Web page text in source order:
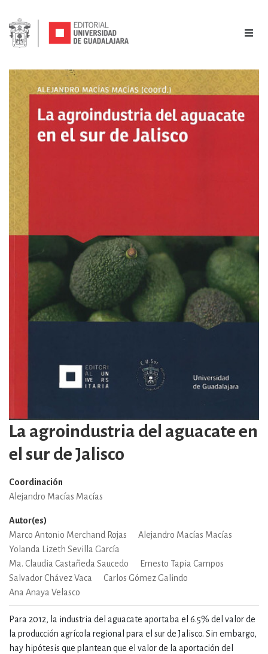
La agroindustria del aguacate en
el sur de Jalisco
Coordinación
Alejandro Macías Macías
Autor(es)
Marco Antonio Merchand Rojas
Alejandro Macías Macías
Yolanda Lizeth Sevilla García
Ma. Claudia Castañeda Saucedo
Ernesto Tapia Campos
Salvador Chávez Vaca
Carlos Gómez Galindo
Ana Anaya Velasco
Para 2012, la industria del aguacate aportaba el 6.5% del valor de
la producción agrícola regional para el sur de Jalisco. Sin embargo,
hay hipótesis que plantean que el valor de la aportación del